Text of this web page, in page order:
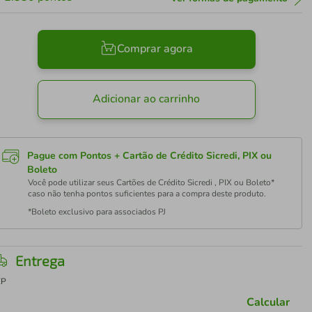
Comprar agora
Adicionar ao carrinho
Pague com Pontos + Cartão de Crédito Sicredi, PIX ou
Boleto
Você pode utilizar seus Cartões de Crédito Sicredi , PIX ou Boleto*
caso não tenha pontos suficientes para a compra deste produto.
*Boleto exclusivo para associados PJ
Entrega
Calcular